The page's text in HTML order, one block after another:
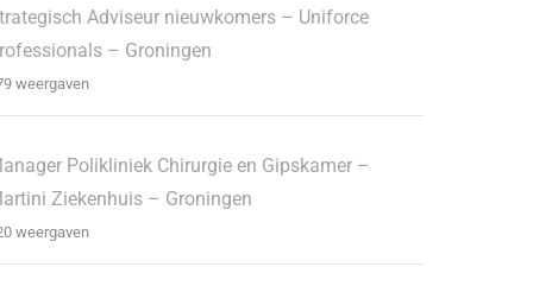
Adviseur nieuwkomers – Uniforce
– Groningen
weergaven
Polikliniek Chirurgie en Gipskamer –
Ziekenhuis – Groningen
weergaven